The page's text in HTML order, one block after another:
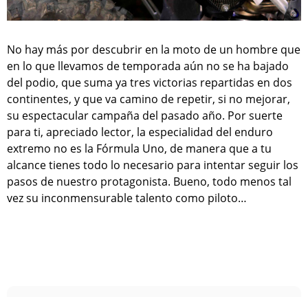
No hay más por descubrir en la moto de un hombre que
en lo que llevamos de temporada aún no se ha bajado
del podio, que suma ya tres victorias repartidas en dos
continentes, y que va camino de repetir, si no mejorar,
su espectacular campaña del pasado año. Por suerte
para ti, apreciado lector, la especialidad del enduro
extremo no es la Fórmula Uno, de manera que a tu
alcance tienes todo lo necesario para intentar seguir los
pasos de nuestro protagonista. Bueno, todo menos tal
vez su inconmensurable talento como piloto…